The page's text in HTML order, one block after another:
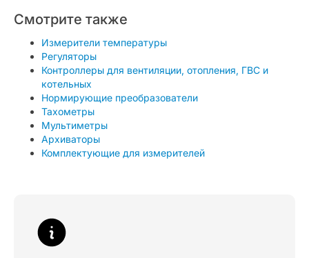
Смотрите также
Измерители температуры
Регуляторы
Контроллеры для вентиляции, отопления, ГВС и
котельных
Нормирующие преобразователи
Тахометры
Мультиметры
Архиваторы
Комплектующие для измерителей